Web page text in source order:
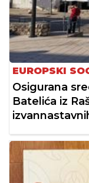
EUROPSKI
Osigurana
Batelića iz